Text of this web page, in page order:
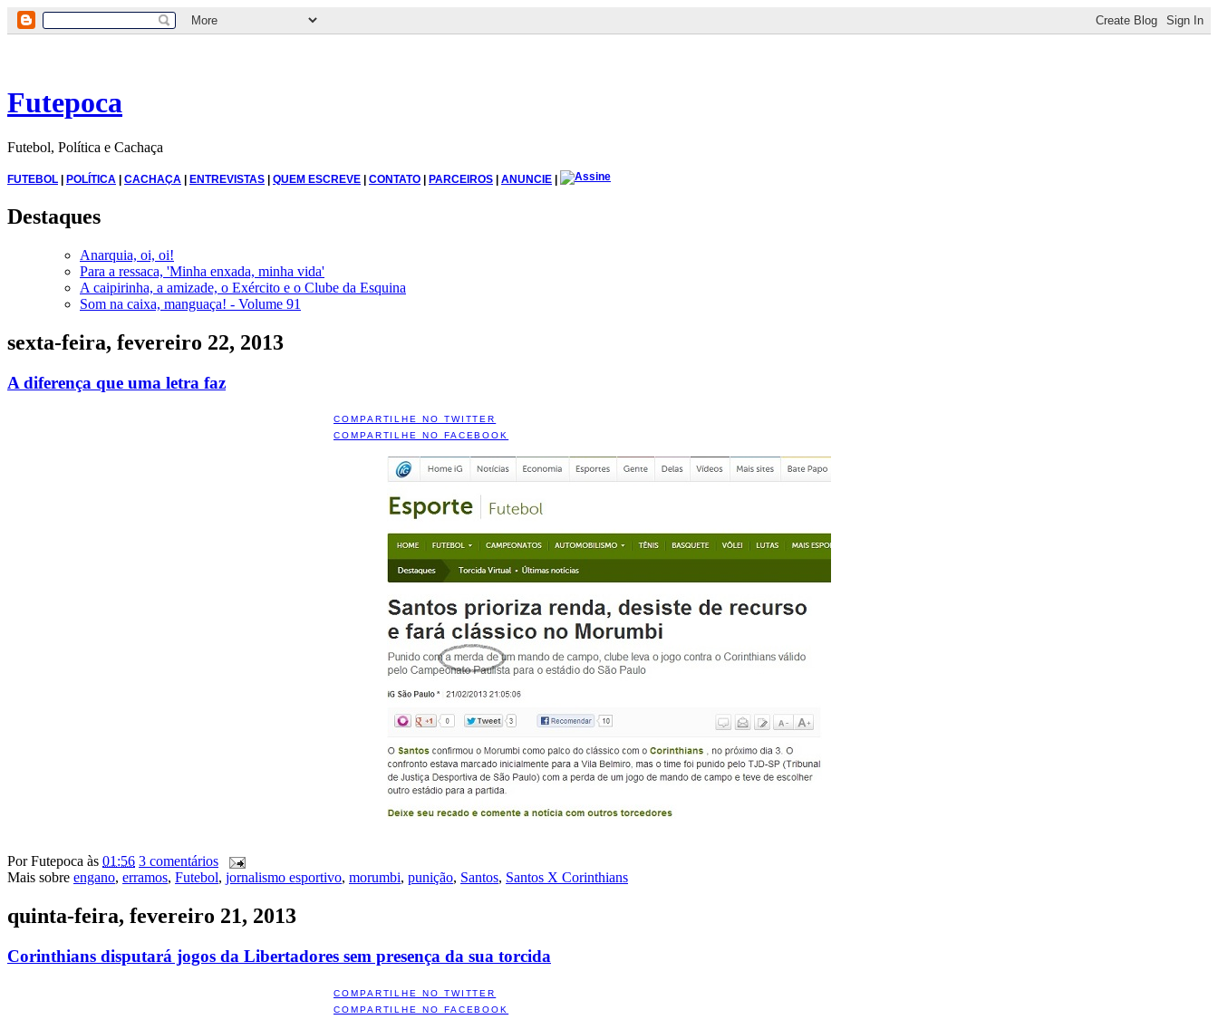
Futepoca
Futebol, Política e Cachaça
FUTEBOL | POLÍTICA | CACHAÇA | ENTREVISTAS | QUEM ESCREVE | CONTATO | PARCEIROS | ANUNCIE |
Destaques
Anarquia, oi, oi!
Para a ressaca, 'Minha enxada, minha vida'
A caipirinha, a amizade, o Exército e o Clube da Esquina
Som na caixa, manguaça! - Volume 91
sexta-feira, fevereiro 22, 2013
A diferença que uma letra faz
COMPARTILHE NO TWITTER
COMPARTILHE NO FACEBOOK
PorFutepoca às 01:56 3 comentários
Mais sobre engano, erramos, Futebol, jornalismo esportivo, morumbi, punição, Santos, Santos X Corinthians
quinta-feira, fevereiro 21, 2013
Corinthians disputará jogos da Libertadores sem presença da sua torcida
COMPARTILHE NO TWITTER
COMPARTILHE NO FACEBOOK